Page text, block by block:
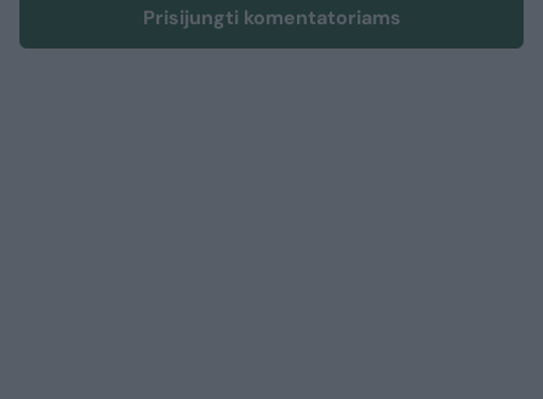
Prisijungti komentatoriams